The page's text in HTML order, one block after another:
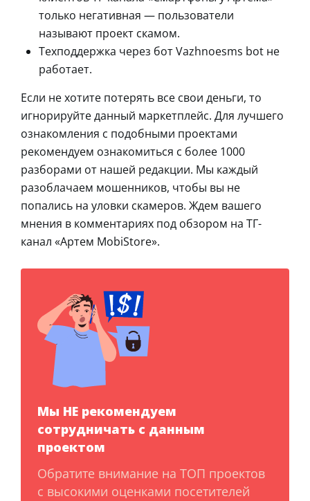
только негативная — пользователи
называют проект скамом.
Техподдержка через бот Vazhnoesms bot не
работает.
Если не хотите потерять все свои деньги, то
игнорируйте данный маркетплейс. Для лучшего
ознакомления с подобными проектами
рекомендуем ознакомиться с более 1000
разборами от нашей редакции. Мы каждый
разоблачаем мошенников, чтобы вы не
попались на уловки скамеров. Ждем вашего
мнения в комментариях под обзором на ТГ-
канал «Артем MobiStore».
Мы НЕ рекомендуем
сотрудничать с данным
проектом
Обратите внимание на ТОП проектов
с высокими оценками посетителей